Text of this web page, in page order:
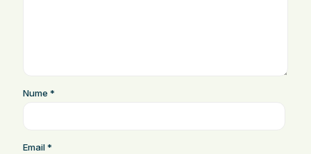
Nume *
Email*